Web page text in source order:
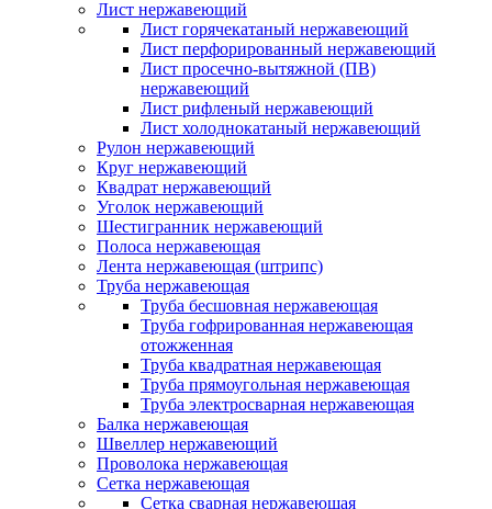
Лист нержавеющий
Лист горячекатаный нержавеющий
Лист перфорированный нержавеющий
Лист просечно-вытяжной (ПВ)
нержавеющий
Лист рифленый нержавеющий
Лист холоднокатаный нержавеющий
Рулон нержавеющий
Круг нержавеющий
Квадрат нержавеющий
Уголок нержавеющий
Шестигранник нержавеющий
Полоса нержавеющая
Лента нержавеющая (штрипс)
Труба нержавеющая
Труба бесшовная нержавеющая
Труба гофрированная нержавеющая
отожженная
Труба квадратная нержавеющая
Труба прямоугольная нержавеющая
Труба электросварная нержавеющая
Балка нержавеющая
Швеллер нержавеющий
Проволока нержавеющая
Сетка нержавеющая
Сетка сварная нержавеющая